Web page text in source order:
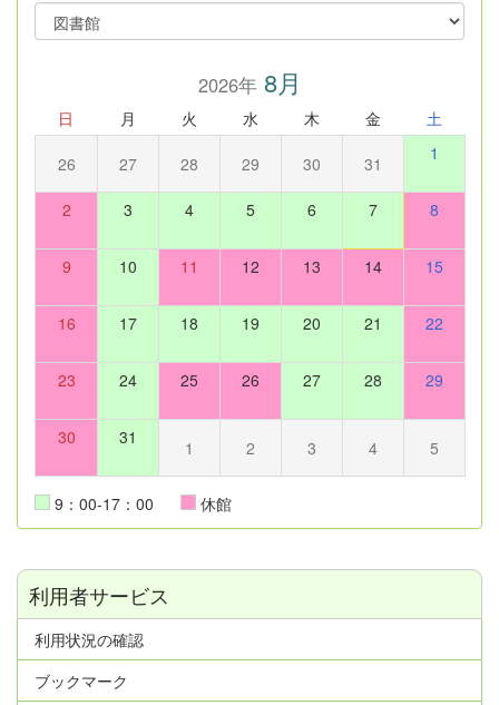
2026年8月
日 月 火 水 木 金 土
26 27 28 29 30 31 1
2 3 4 5 6 7 8
9 10 11 12 13 14 15
16 17 18 19 20 21 22
23 24 25 26 27 28 29
30 31 1 2 3 4 5
9：00-17：00 休館
利用者サービス
利用状況の確認
ブックマーク